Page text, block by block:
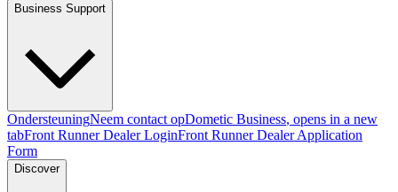
Business Support
OndersteuningNeem contact opDometic Business, opens in a new
tabFront Runner Dealer LoginFront Runner Dealer Application
Form
Discover